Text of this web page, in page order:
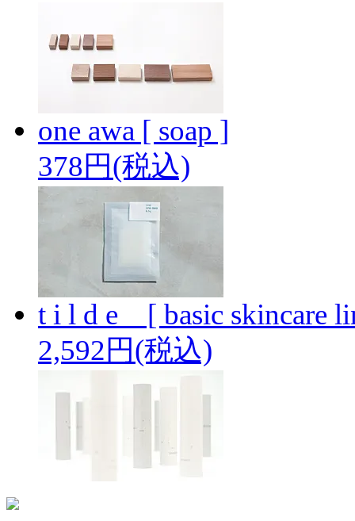
one awa [ soap ]
378円(税込)
t i l d e _ [ basic skincare
2,592円(税込)